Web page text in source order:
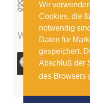
Wir
Cookies, die
notwendig
Daten für
gespeichert.
Abschluß der
des Browsers